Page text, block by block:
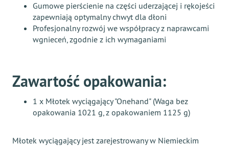
Gumowe pierścienie na części uderzającej i rękojeści
zapewniają optymalny chwyt dla dłoni
Profesjonalny rozwój we współpracy z naprawcami
wgnieceń, zgodnie z ich wymaganiami
Zawartość opakowania:
1 x Młotek wyciągający "Onehand" (Waga bez
opakowania 1021 g, z opakowaniem 1125 g)
Młotek wyciągający jest zarejestrowany w Niemieckim